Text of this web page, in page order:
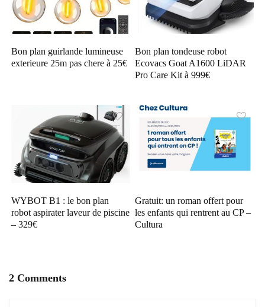
Bon plan guirlande lumineuse
exterieure 25m pas chere à 25€
Bon plan tondeuse robot
Ecovacs Goat A1600 LiDAR
Pro Care Kit à 999€
WYBOT B1 : le bon plan
robot aspirater laveur de piscine
– 329€
Gratuit: un roman offert pour
les enfants qui rentrent au CP –
Cultura
2 Comments